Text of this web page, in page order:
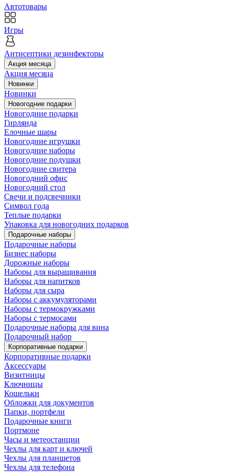
Автотовары
Игры
Антисептики дезинфекторы
Акция месяца
Акция месяца
Новинки
Новинки
Новогодние подарки
Новогодние подарки
Гирлянда
Елочные шары
Новогодние игрушки
Новогодние наборы
Новогодние подушки
Новогодние свитера
Новогодний офис
Новогодний стол
Свечи и подсвечники
Символ года
Теплые подарки
Упаковка для новогодних подарков
Подарочные наборы
Подарочные наборы
Бизнес наборы
Дорожные наборы
Наборы для выращивания
Наборы для напитков
Наборы для сыра
Наборы с аккумуляторами
Наборы с термокружками
Наборы с термосами
Подарочные наборы для вина
Подарочный набор
Корпоративные подарки
Корпоративные подарки
Аксессуары
Визитницы
Ключницы
Кошельки
Обложки для документов
Папки, портфели
Подарочные книги
Портмоне
Часы и метеостанции
Чехлы для карт и ключей
Чехлы для планшетов
Чехлы для телефона